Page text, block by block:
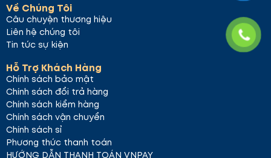
Về Chúng Tôi
Câu chuyện thương hiệu
Liên hệ chúng tôi
Tin tức sự kiện
Hỗ Trợ Khách Hàng
Chính sách bảo mật
Chính sách đổi trả hàng
Chính sách kiểm hàng
Chính sách vận chuyển
Chính sách sỉ
Phương thức thanh toán
HƯỚNG DẪN THANH TOÁN VNPAY